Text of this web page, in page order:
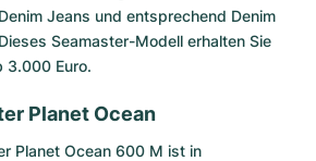
Jeans und entsprechend Denim
Seamaster-Modell erhalten Sie
3.000 Euro.
Planet Ocean
Planet Ocean 600 M ist in